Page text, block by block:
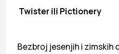
Twister ili Pictionery
Bezbroj jesenjih i zimskih